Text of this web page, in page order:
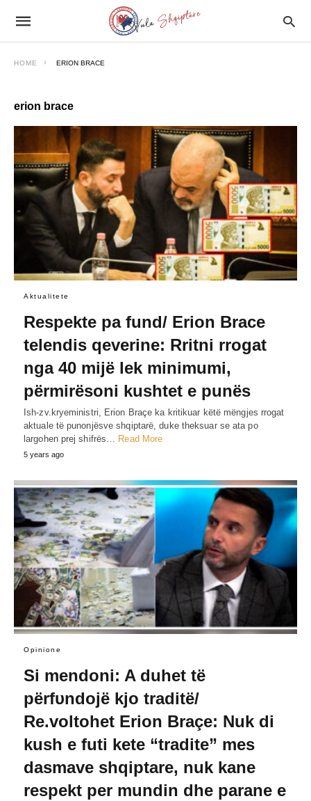
HOME ERION BRACE
erion brace
Aktualitete
Respekte pa fund/ Erion Brace
telendis qeverine: Rritni rrogat
nga 40 mijë lek minimumi,
përmirësoni kushtet e punës
Ish-zv.kryeministri, Erion Braçe ka kritikuar këtë mëngjes rrogat
aktuale të punonjësve shqiptarë, duke theksuar se ata po
largohen prej shifrës… Read More
5 years ago
Opinione
Si mendoni: A duhet të
përfυndojë kjo traditë/
Re.voltohet Erion Braçe: Nuk di
kush e futi kete “tradite” mes
dasmave shqiptare, nuk kane
respekt per mundin dhe parane e